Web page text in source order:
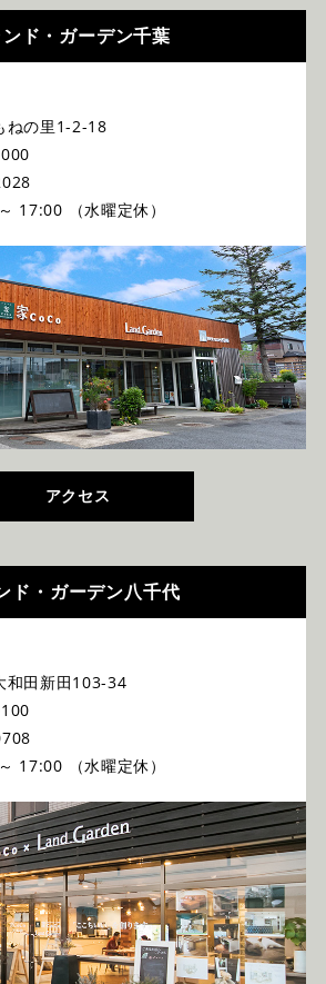
ンド・ガーデン千葉
ねの里1-2-18
17:00 （水曜定休）
アクセス
ド・ガーデン八千代
和田新田103-34
17:00 （水曜定休）